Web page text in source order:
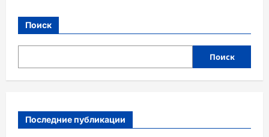
Поиск
Поиск
Последние публикации